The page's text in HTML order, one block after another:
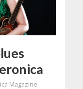
Magazine